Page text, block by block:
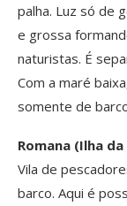
palha. Luz só de
e grossa
naturistas. É
Com a maré
somente de
Romana (Ilha
Vila de
barco. Aqui é